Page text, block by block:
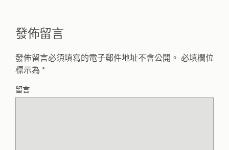
發佈留言
發佈留言必須填寫的電子郵件地址不會公開。 必填欄位
標示為 *
留言